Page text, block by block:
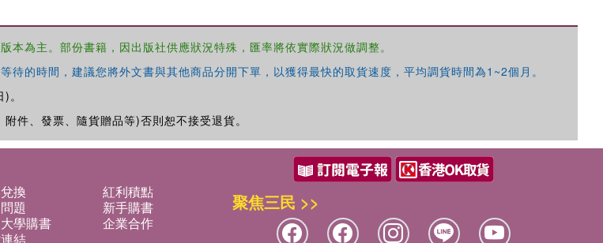
為主。部份書籍，因出版社供應狀況特殊，匯率將依實際狀況做調整。
的時間，建議您將外文書與其他商品分開下單，以獲得最快的取貨速度，平均調貨時間為1~2個月。
。
件、發票、隨貨贈品等)否則恕不接受退貨。
換
紅利積點
題
新手購書
學購書
企業合作
結
聚焦三民 >>